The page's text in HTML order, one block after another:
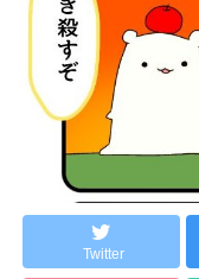
Twitter